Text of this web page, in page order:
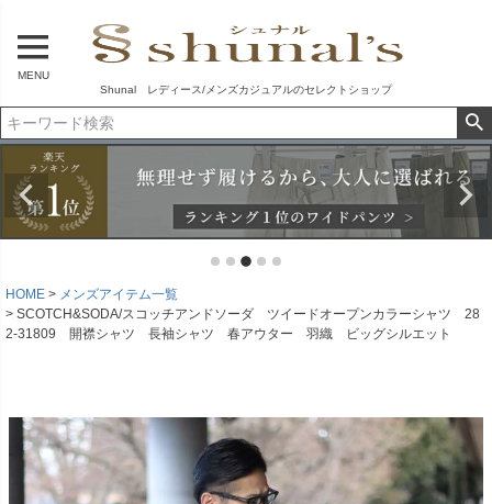
MENU
Shunal レディース/メンズカジュアルのセレクトショップ
HOME
メンズアイテム一覧
SCOTCH&SODA/スコッチアンドソーダ ツイードオープンカラーシャツ 28
2-31809 開襟シャツ 長袖シャツ 春アウター 羽織 ビッグシルエット